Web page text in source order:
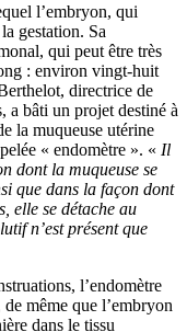
l’embryon, qui
gestation. Sa
qui peut être très
: environ vingt-huit
directrice de
a bâti un projet destiné à
la muqueuse utérine
« endomètre ». « Il
dont la muqueuse se
que dans la façon dont
elle se détache au
n’est présent que
l’endomètre
même que l’embryon
dans le tissu